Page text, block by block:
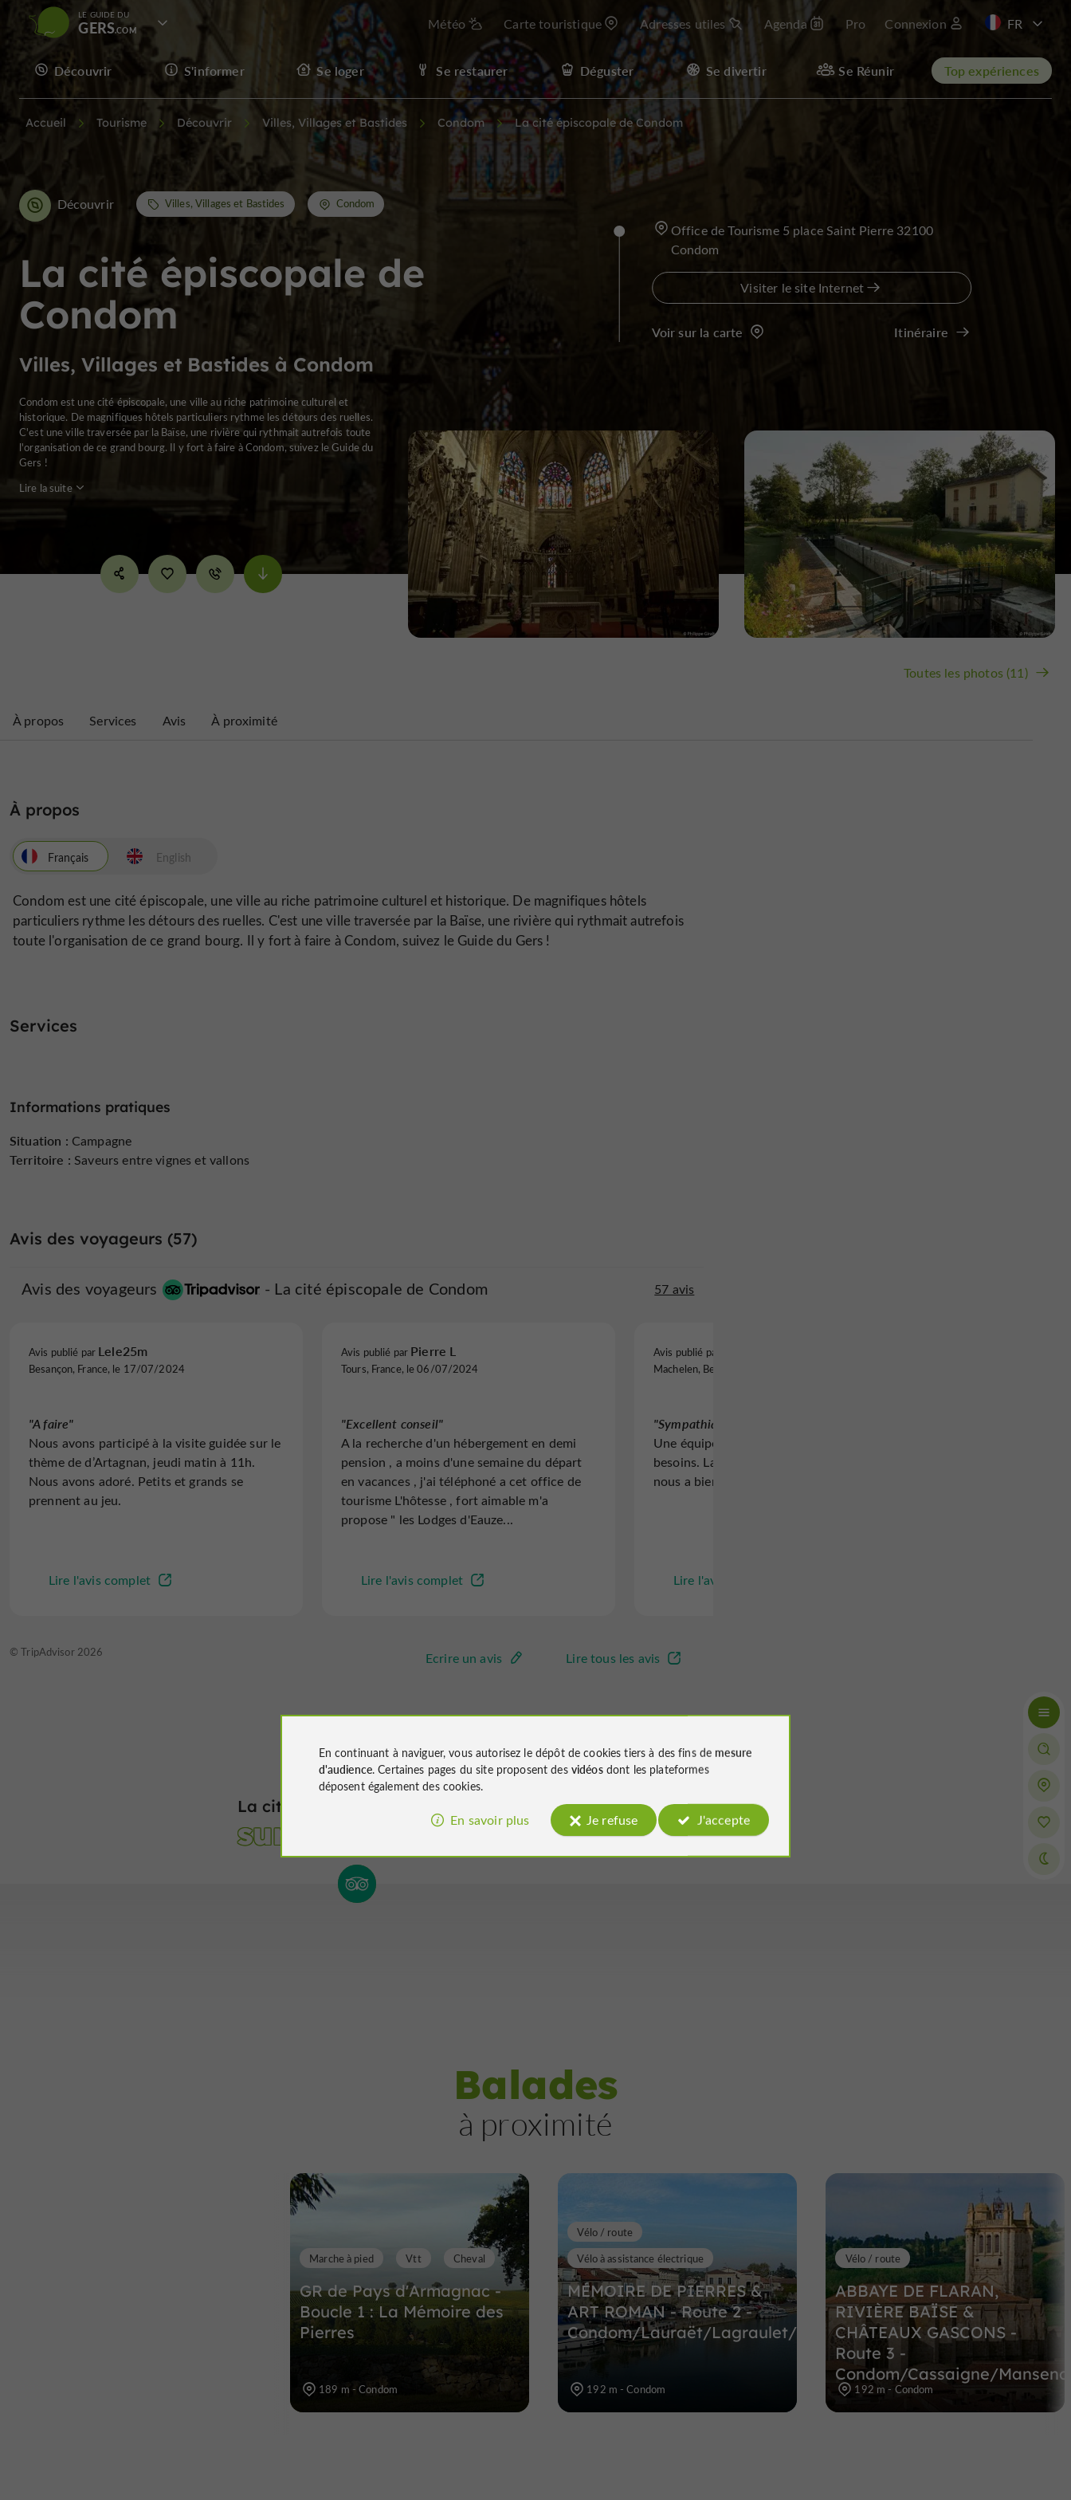
LE GUIDE DU
GERS Météo Carte touristique Adresses utiles Agenda Pro Connexion
EN
Découvrir S'informer Se loger Se restaurer Déguster Se divertir Se Réunir Top expériences
Accueil Tourisme Découvrir Villes, Villages et Bastides Condom La cité épiscopale de Condom
La cité épiscopale de
Condom
Villes, Villages et Bastides à Condom
Découvrir Villes, Villages et Bastides Condom
Condom est une cité épiscopale, une ville au riche patrimoine culturel et
historique. De magnifiques hôtels particuliers rythme les détours des ruelles.
C'est une ville traversée par la Baïse, une rivière qui rythmait autrefois toute
l'organisation de ce grand bourg. Il y fort à faire à Condom, suivez le Guide du
Gers !
Lire la suite
Toutes les photos (11)
Office de Tourisme 5 place Saint Pierre 32100
Condom
Visiter le site Internet
Voir sur la carte Itinéraire
À propos Services Avis À proximité
À propos
Français
Condom est une cité épiscopale, une ville au riche patrimoine culturel et historique. De magnifiques hôtels
particuliers rythme les détours des ruelles. C'est une ville traversée par la Baïse, une rivière qui rythmait autrefois
toute l'organisation de ce grand bourg. Il y fort à faire à Condom, suivez le Guide du Gers !
English
Services
Informations pratiques
Situation : Campagne
Territoire : Saveurs entre vignes et vallons
Avis des voyageurs (57)
Avis des voyageurs La cité épiscopale de Condom 57 avis
Avis publié par Lele25m
Besançon, France, le 17/07/2024
"A faire"
Nous avons participé à la visite guidée sur le
thème de d’Artagnan, jeudi matin à 11h.
Nous avons adoré. Petits et grands se
prennent au jeu.
Lire l'avis complet
Avis publié par Pierre L
Tours, France, le 06/07/2024
"Excellent conseil"
A la recherche d'un hébergement en demi
pension , a moins d'une semaine du départ
en vacances , j'ai téléphoné a cet office de
tourisme L'hôtesse , fort aimable m'a
propose " les Lodges d'Eauze...
Lire l'avis complet
Avis publié par
Machelen, Belgique, le 15/04/2024
"Sympathique"
Une équipe professionnelle et à l'écoute des
besoins. La petite blague sur les cailloux
nous a bien fait rire. Allez-y sans problème.
Lire l'avis complet
Lire tous les avis
Ecrire un avis
© TripAdvisor 2026
La cité épiscopale de Condom
sur les réseaux
Balades
à proximité
GR de Pays d'Armagnac -
Boucle 1 : La Mémoire des
Pierres
Marche à pied Vtt Cheval
189 m - Condom
MÉMOIRE DE PIERRES &
ART ROMAN - Route 2 -
Condom/Lauraët/Lagraulet/Cazeneuve/Mouchan
Vélo / route
Vélo à assistance électrique
192 m - Condom
ABBAYE DE FLARAN,
RIVIÈRE BAÏSE &
CHÂTEAUX GASCONS -
Route 3 -
Condom/Cassaigne/
Vélo / route
192 m - Condom
En continuant à naviguer, vous autorisez le dépôt de cookies tiers à des fins de mesure
d'audience. Certaines pages du site proposent des vidéosdont les plateformes
déposent également des cookies.
En savoir plus Je refuse J'accepte